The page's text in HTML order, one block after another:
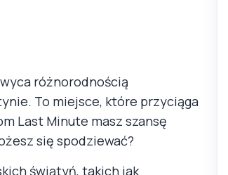
różnorodnością
To miejsce, które przyciąga
Last Minute masz szansę
się spodziewać?
świątyń, takich jak